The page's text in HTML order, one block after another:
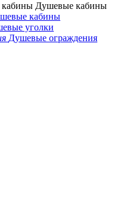
Душевые кабины
кабины
уголки
Душевые ограждения